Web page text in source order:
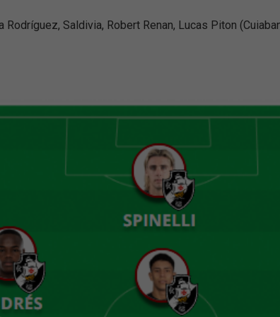
Saldivia, Robert Renan, Lucas Piton